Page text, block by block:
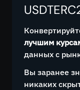
лучшим
данных с
Вы заранее
никаких